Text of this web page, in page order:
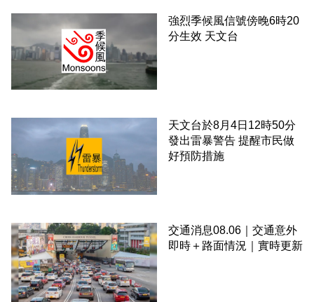
強烈季候風信號傍晚6時20
分生效 天文台
天文台於8月4日12時50分
發出雷暴警告 提醒市民做
好預防措施
交通消息08.06｜交通意外
即時＋路面情況｜實時更新